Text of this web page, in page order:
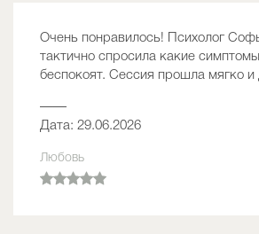
Очень понравилось! Психолог
тактично спросила какие
беспокоят. Сессия прошла мягко и
——
Дата: 29.06.2026
Любовь